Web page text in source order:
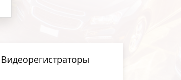
Видеорегистраторы